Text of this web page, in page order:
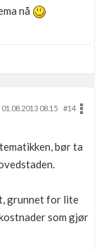
nå
01.08.2013 08.15
#14
bør ta
grunnet for lite
som gjør